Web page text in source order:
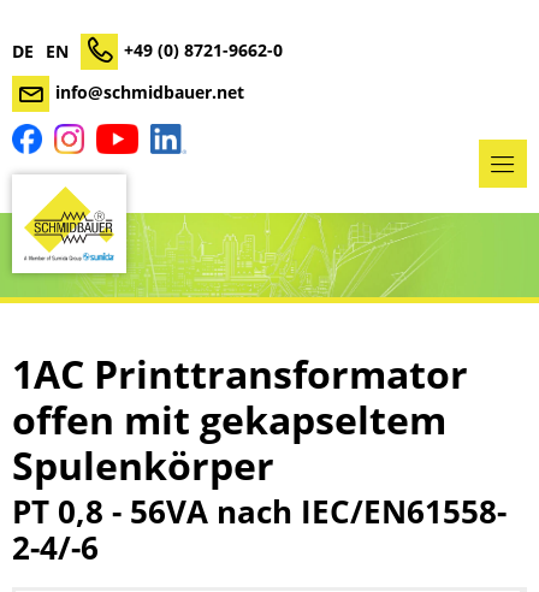
DE EN
+49 (0) 8721-9662-0
info@schmidbauer.net
1AC Printtransformator
offen mit gekapseltem
Spulenkörper
PT 0,8 - 56VA nach IEC/EN61558-
2-4/-6